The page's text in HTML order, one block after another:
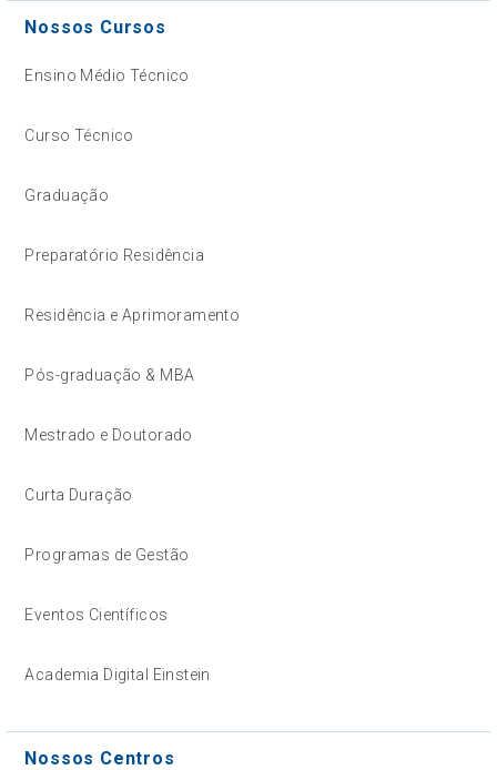
Nossos Cursos
Ensino Médio Técnico
Curso Técnico
Graduação
Preparatório Residência
Residência e Aprimoramento
Pós-graduação & MBA
Mestrado e Doutorado
Curta Duração
Programas de Gestão
Eventos Científicos
Academia Digital Einstein
Nossos Centros